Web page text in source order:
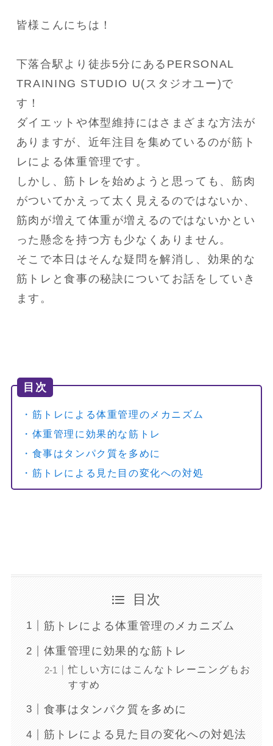
皆様こんにちは！
下落合駅より徒歩5分にあるPERSONAL
TRAINING STUDIO U(スタジオユー)で
す！
ダイエットや体型維持にはさまざまな方法が
ありますが、近年注目を集めているのが筋ト
レによる体重管理です。
しかし、筋トレを始めようと思っても、筋肉
がついてかえって太く見えるのではないか、
筋肉が増えて体重が増えるのではないかとい
った懸念を持つ方も少なくありません。
そこで本日はそんな疑問を解消し、効果的な
筋トレと食事の秘訣についてお話をしていき
ます。
目次
・筋トレによる体重管理のメカニズム
・体重管理に効果的な筋トレ
・食事はタンパク質を多めに
・筋トレによる見た目の変化への対処
目次
筋トレによる体重管理のメカニズム
体重管理に効果的な筋トレ
忙しい方にはこんなトレーニングもお
すすめ
食事はタンパク質を多めに
筋トレによる見た目の変化への対処法